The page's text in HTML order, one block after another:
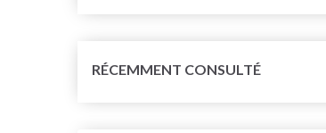
RÉCEMMENT CONSULTÉ